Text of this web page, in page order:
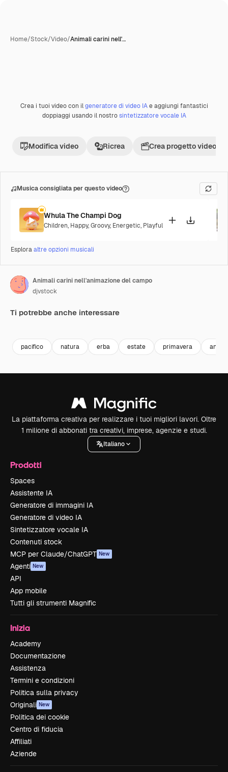
Home/Stock/Video/Animali carini nell'…
Premium
Crea i tuoi video con ilgeneratore di video IAe aggiungi fantastici
doppiaggi usando il nostrosintetizzatore vocale IA
Modifica video Ricrea Crea progetto video
Musica consigliata per questo video
Whula The Champi Dog
Children, Happy,Groovy, Energetic, Playful
Esploraaltre opzioni musicali
Animali carini nell'animazione del campo
djvstock
Ti potrebbe anche interessare
pacifico natura erba estate primavera anatra
La piattaforma creativa per realizzare i tuoi migliori lavori. Oltre
1 milione di abbonati tra creativi, imprese, agenzie e studi.
Italiano
Prodotti
Spaces
Assistente IA
Generatore di immagini IA
Generatore di video IA
Sintetizzatore vocale IA
Contenuti stock
MCP per Claude/ChatGPT New
Agenti New
API
App mobile
Tutti gli strumenti Magnific
Inizia
Academy
Documentazione
Assistenza
Termini e condizioni
Politica sulla privacy
Originali New
Politica dei cookie
Centro di fiducia
Affiliati
Aziende